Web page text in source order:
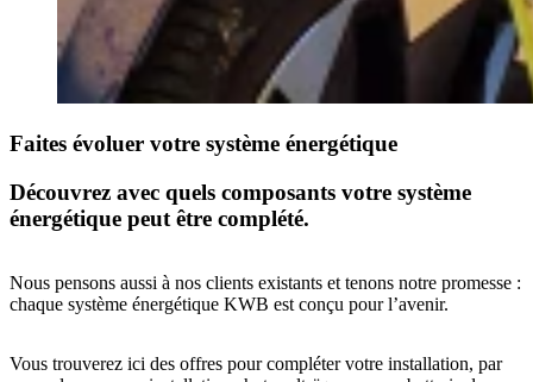
Faites évoluer votre système énergétique
Découvrez avec quels composants votre système
énergétique peut être complété.
Nous pensons aussi à nos clients existants et tenons notre promesse :
chaque système énergétique KWB est conçu pour l’avenir.
Vous trouverez ici des offres pour compléter votre installation, par